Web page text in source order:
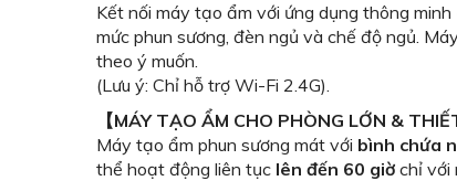
Kết nối máy tạo ẩm với ứng dụng thông
mức phun sương, đèn ngủ và chế độ ngủ.
theo ý muốn.
(Lưu ý: Chỉ hỗ trợ Wi-Fi 2.4G).
【MÁY TẠO ẨM CHO PHÒNG LỚN &
Máy tạo ẩm phun sương mát với bình chứa
thể hoạt động liên tục lên đến 60 giờ chỉ với